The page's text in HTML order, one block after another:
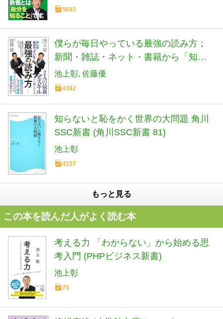
5693
僕らが毎日やっている最強の読み方；
新聞・雑誌・ネット・書籍から「知識
と教養」を身につける70の極意
池上彰 佐藤優
4362
知らないと恥をかく世界の大問題 角川
SSC新書 (角川SSC新書 81)
池上彰
4157
もっと見る
この本を読んだ人がよく読む本
考える力 「わからない」から始める思
考入門 (PHPビジネス新書)
池上彰
75